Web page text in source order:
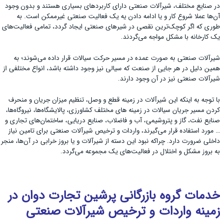
در صنایع مختلف، شیرآلات صنعتی دارای کاربردهای بسیاری هستند و بدون وجود
آن‌ها عملا شروع کار و یا ادامه دادن یه یک فعالیت صنعتی غیرممکن است. به
طوری که اگر کوچک‌ترین نقصی در شیرهای صنعتی ایجاد گردد، تمامی فعالیت‌های
یک کارخانه با مشکل مواجه می‌گردند.
شیرآلات صنعتی به صورت عمده در مسیر حرکت سیالات قرار داده می‌شوند؛ به
همین دلیل در هر جایی از صنعت که سیالی نیز وجود داشته باشد، انواع مختلفی از
شیرآلات صنعتی نیز در آن وجود دارند.
با توجه به اینکه این شیرآلات در زمینه قطع و وصل، تنظیم میزان جریان و منحرف
کردن مسیر جریان سیالات در زمینه های مختلف کشاورزی، پالایشگاه‌ها، نیروگاه‌ها،
صنایع نفت، گاز و پتروشیمی، آب و فاضلاب، صنایع دریایی، ساختمان‌های تجاری و
… مورد استفاده قرار می‌گیرند، واردات و ترخیص شیرآلات صنعتی برای تامین نیاز
داخلی ضرورت دارد. چراکه نبود این دسته از شیرآلات و یا بروز خرابی در آن‌ها، منجر
به بروز مشکل و اختلال در فعالیت‌های یک مجموعه می‌گردد.
خدمات گروه بازرگانی پرشین تجارت دوان در
زمینه واردات و ترخیص شیرآلات صنعتی